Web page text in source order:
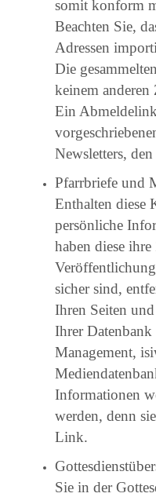
somit konform
Beachten Sie,
Adressen
Die
keinem
Ein
Newsletters,
Pfarrbriefe und
Enthalten diese
persönliche
haben diese
sicher sind,
Ihren Seiten
Ihrer Datenbank
Management,
Informationen
werden, denn
Link.
Sie in der